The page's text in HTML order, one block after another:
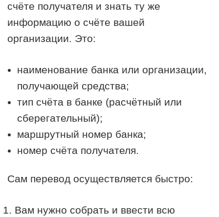
счёте получателя и знать ту же
информацию о счёте вашей
организации. Это:
наименование банка или организации,
получающей средства;
тип счёта в банке (расчётный или
сберегательный);
маршрутный номер банка;
номер счёта получателя.
Сам перевод осуществляется быстро:
Вам нужно собрать и ввести всю